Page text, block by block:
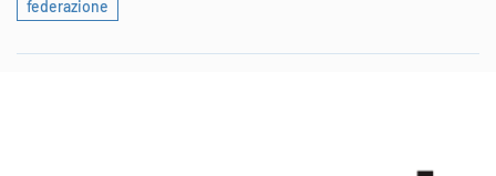
federazione